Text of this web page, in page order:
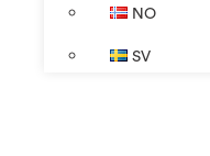
NO
SV